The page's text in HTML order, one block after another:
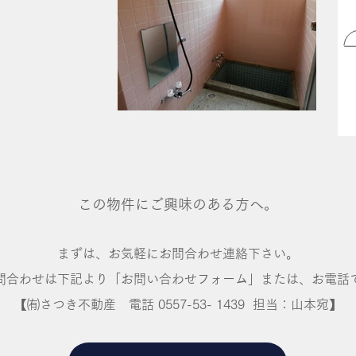
この物件にご興味のある方へ。
まずは、お気軽にお問合わせ連絡下さい。
合わせは下記より「お問い合わせフォーム」または、お電話
【㈲さつき不動産 ​電話 0557-53- 1439 担当：山本宛】